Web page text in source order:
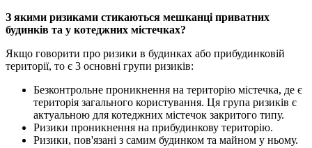
З якими ризиками стикаються мешканці приватних
будинків та у котеджних містечках?
Якщо говорити про ризики в будинках або прибудинковій
території, то є 3 основні групи ризиків:
Безконтрольне проникнення на територію містечка, де є
територія загального користування. Ця група ризиків є
актуальною для котеджних містечок закритого типу.
Ризики проникнення на прибудинкову територію.
Ризики, пов'язані з самим будинком та майном у ньому.